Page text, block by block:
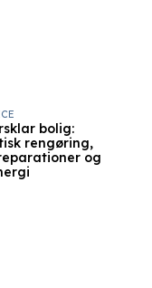
bolig:
rengøring,
og